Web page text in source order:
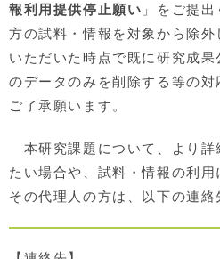
報利用提供停止願い 」をご提
方の試料・情報を対象から除
いただいた時点で既に研究成
のデータのみを削除する等の対
ご了承願います。
本研究課題について、より詳
たい場合や、試料・情報の利
その代理人の方は、以下の連絡